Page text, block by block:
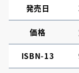
発売日
価格
ISBN-13